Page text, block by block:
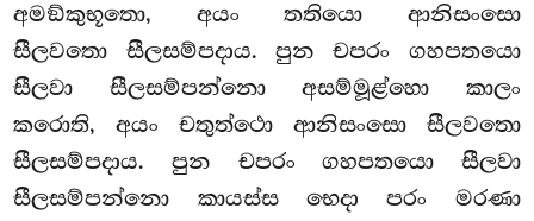
අමඞ්කුභූතො, අයං තතියො ආනිසංසො
සීලවතො සීලසම්පදාය. පුන චපරං ගහපතයො
සීලවා සීලසම්පන්නො අසම්මූළ්හො කාලං
කරොති, අයං චතුත්ථො ආනිසංසො සීලවතො
සීලසම්පදාය. පුන චපරං ගහපතයො සීලවා
සීලසම්පන්නො කායස්ස භෙදා පරං මරණා